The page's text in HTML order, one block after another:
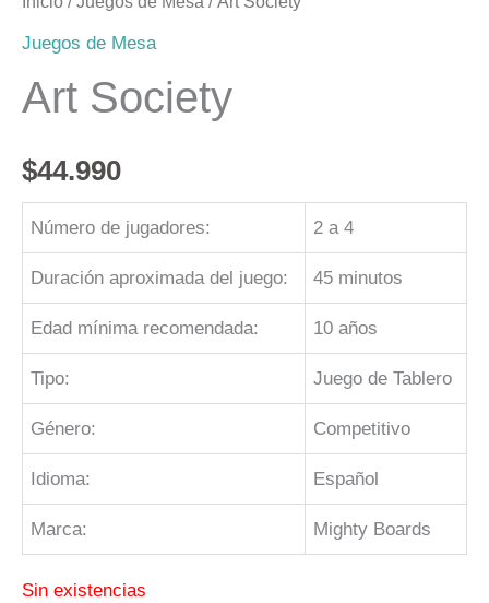
Juegos de Mesa
Art Society
$44.990
Número de jugadores: 2 a 4
Duración aproximada del juego: 45 minutos
Edad mínima recomendada: 10 años
Tipo: Juego de Tablero
Género: Competitivo
Idioma: Español
Marca: Mighty Boards
Sin existencias